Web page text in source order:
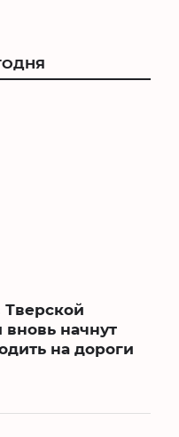
Тверской
вновь начнут
на дороги